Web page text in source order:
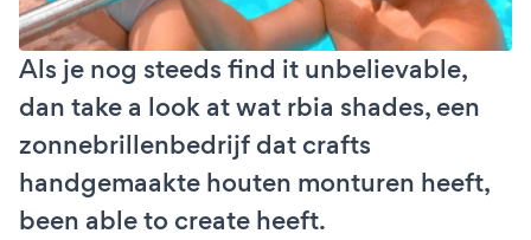
Als je nog steeds find it unbelievable,
dan take a look at wat rbia shades, een
zonnebrillenbedrijf dat crafts
handgemaakte houten monturen heeft,
been able to create heeft.